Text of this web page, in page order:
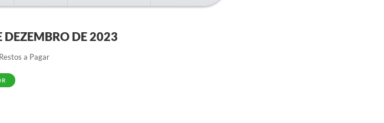
DEZEMBRO DE 2023
a Pagar